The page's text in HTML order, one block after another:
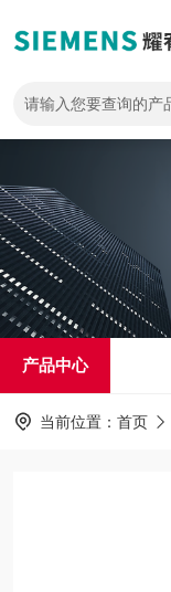
产品中心
当前位置： 首页